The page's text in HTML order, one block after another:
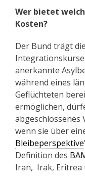
Wer bietet
Kosten?
Der Bund trägt
anerkannte
während eines
Geflüchteten
ermöglichen,
abgeschlossenes
wenn sie über
Bleibeperspektive
Definition des
Iran, Irak, Eritrea